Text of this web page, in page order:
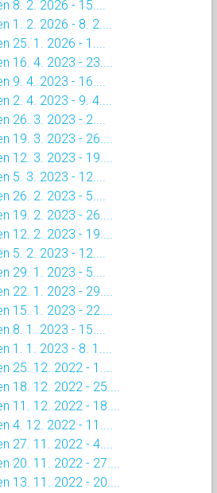
8. 2. 2026 - 15....
1. 2. 2026 - 8. 2....
25. 1. 2026 - 1....
16. 4. 2023 - 23....
9. 4. 2023 - 16....
2. 4. 2023 - 9. 4....
26. 3. 2023 - 2....
19. 3. 2023 - 26....
12. 3. 2023 - 19....
5. 3. 2023 - 12....
26. 2. 2023 - 5....
19. 2. 2023 - 26....
12. 2. 2023 - 19....
5. 2. 2023 - 12....
29. 1. 2023 - 5....
22. 1. 2023 - 29....
15. 1. 2023 - 22....
8. 1. 2023 - 15....
1. 1. 2023 - 8. 1....
25. 12. 2022 - 1....
18. 12. 2022 - 25....
11. 12. 2022 - 18....
4. 12. 2022 - 11....
27. 11. 2022 - 4....
20. 11. 2022 - 27....
13. 11. 2022 - 20....